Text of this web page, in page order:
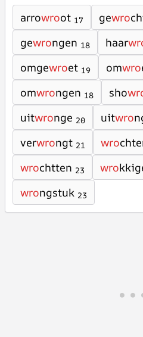
arrowroot 17 gewro
gewrongen 18 haar
omgewroet 19 omwro
omwrongen 18 sho
uitwronge 20 uitwro
verwrongt 21 wro
wrochtten 23 wro
wrongstuk 23